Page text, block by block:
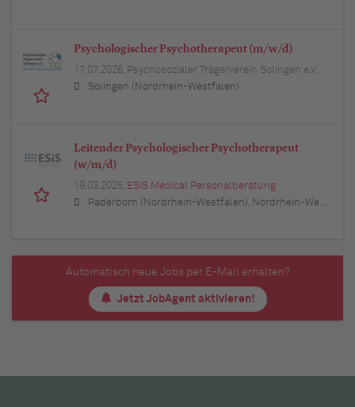
Psychologischer Psychotherapeut (m/w/d)
17.07.2026, Psychosozialer Trägerverein Solingen e.V.
Solingen (Nordrhein-Westfalen)
Leitender Psychologischer Psychotherapeut
(w/m/d)
19.03.2025, ESiS Medical Personalberatung
Paderborn (Nordrhein-Westfalen), Nordrhein-Westfalen
Automatisch neue Jobs per E-Mail erhalten?
Jetzt JobAgent aktivieren!